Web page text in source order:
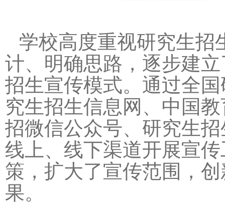
学校高度重视研究生招
计、明确思路，逐步建
招生宣传模式。通过全
究生招生信息网、中国
招微信公众号、研究生
线上、线下渠道开展宣
策，扩大了宣传范围，
果。